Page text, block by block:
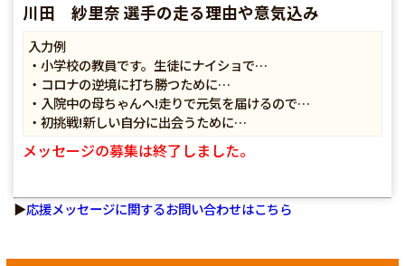
川田 紗里奈 選手の走る理由や意気込み
入力例
・小学校の教員です。生徒にナイショで…
・コロナの逆境に打ち勝つために…
・入院中の母ちゃんへ!走りで元気を届けるので…
・初挑戦!新しい自分に出会うために…
メッセージの募集は終了しました。
▶応援メッセージに関するお問い合わせはこちら